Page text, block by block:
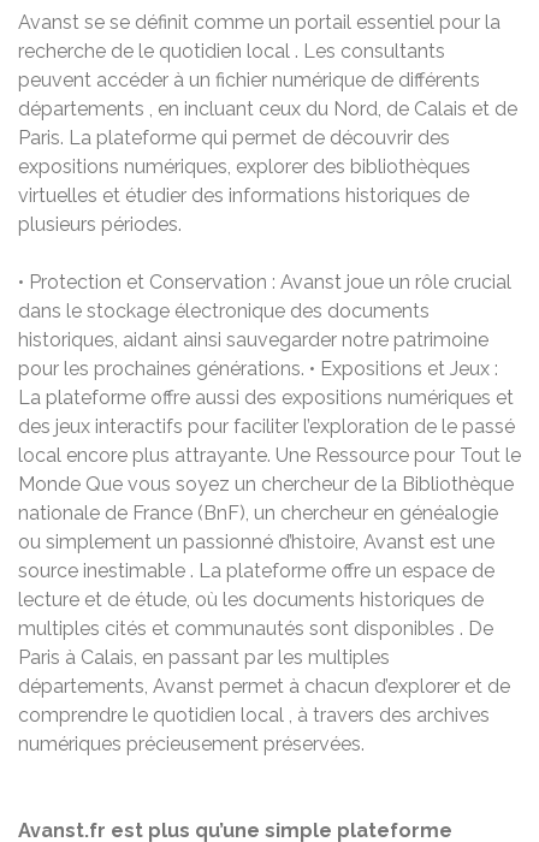
Avanst se se définit comme un portail essentiel pour la
recherche de le quotidien local . Les consultants
peuvent accéder à un fichier numérique de différents
départements , en incluant ceux du Nord, de Calais et de
Paris. La plateforme qui permet de découvrir des
expositions numériques, explorer des bibliothèques
virtuelles et étudier des informations historiques de
plusieurs périodes.
• Protection et Conservation : Avanst joue un rôle crucial
dans le stockage électronique des documents
historiques, aidant ainsi sauvegarder notre patrimoine
pour les prochaines générations. • Expositions et Jeux :
La plateforme offre aussi des expositions numériques et
des jeux interactifs pour faciliter l’exploration de le passé
local encore plus attrayante. Une Ressource pour Tout le
Monde Que vous soyez un chercheur de la Bibliothèque
nationale de France (BnF), un chercheur en généalogie
ou simplement un passionné d’histoire, Avanst est une
source inestimable . La plateforme offre un espace de
lecture et de étude, où les documents historiques de
multiples cités et communautés sont disponibles . De
Paris à Calais, en passant par les multiples
départements, Avanst permet à chacun d’explorer et de
comprendre le quotidien local , à travers des archives
numériques précieusement préservées.
Avanst.fr est plus qu’une simple plateforme